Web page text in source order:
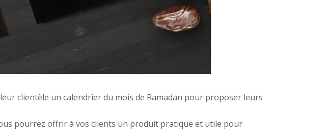
clientèle un calendrier du mois de Ramadan pour proposer leurs
pourrez offrir à vos clients un produit pratique et utile pour